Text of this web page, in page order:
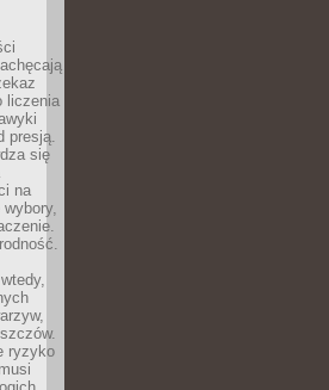
liczenia
presją.
się
na
wybory,
ryzyko